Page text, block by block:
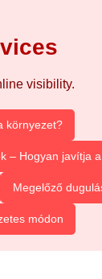
visibility.
környezet?
– Hogyan javítja
Megelőző
módon